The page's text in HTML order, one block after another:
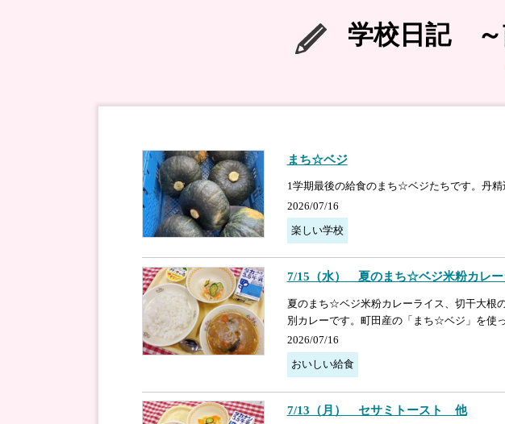
学校日記 ～
まち☆ベジ
1学期最後の給食のまち☆ベジたちです。丹
2026/07/16
楽しい学校
7/15（水） 夏のまち☆ベジ米粉カレ
夏のまち☆ベジ米粉カレーライス、切干大根
別カレーです。町田産の「まち☆ベジ」を使
2026/07/16
おいしい給食
7/13（月） セサミトースト 他